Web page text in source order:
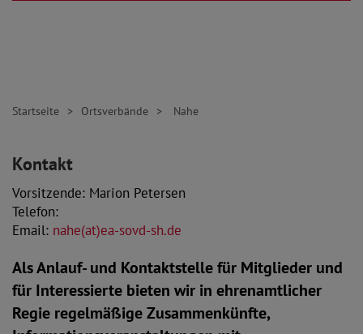
Startseite Ortsverbände Nahe
Als Anlauf- und Kontaktstelle für Mitglieder und
für Interessierte bieten wir in ehrenamtlicher
Regie regelmäßige Zusammenkünfte,
Kontakt
Vorsitzende: Marion Petersen
Telefon:
Email: nahe(at)ea-sovd-sh.de